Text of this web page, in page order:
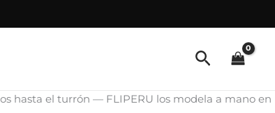
hasta el turrón — FLIPERU los modela a mano en